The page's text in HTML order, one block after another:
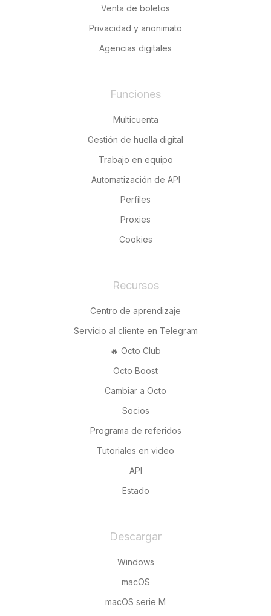
Venta de boletos
Privacidad y anonimato
Agencias digitales
Funciones
Multicuenta
Gestión de huella digital
Trabajo en equipo
Automatización de API
Perfiles
Proxies
Cookies
Recursos
Centro de aprendizaje
Servicio al cliente en Telegram
🔥 Octo Club
Octo Boost
Cambiar a Octo
Socios
Programa de referidos
Tutoriales en video
API
Estado
Descargar
Windows
macOS
macOS serie M